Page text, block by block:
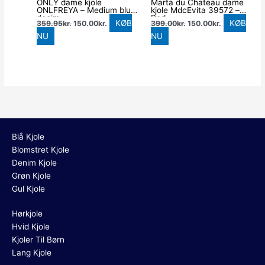
ONLY dame kjole
ONLFREYA – Medium blue
denim
359.95kr. 150.00kr.
KØB
NU
Marta du Chateau dame
kjole MdcEvita 39572 –
Red
399.00kr. 150.00kr.
KØB
NU
Blå Kjole
Blomstret Kjole
Denim Kjole
Grøn Kjole
Gul Kjole
Hørkjole
Hvid Kjole
Kjoler Til Børn
Lang Kjole